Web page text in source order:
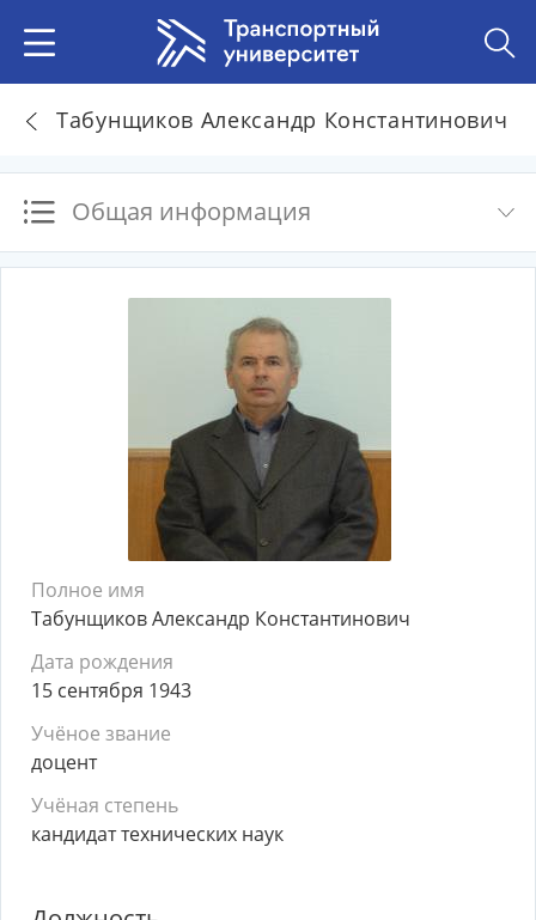
Табунщиков Александр Константинович
Общая информация
Полное имя
Табунщиков Александр Константинович
Дата рождения
15 сентября 1943
Учёное звание
доцент
Учёная степень
кандидат технических наук